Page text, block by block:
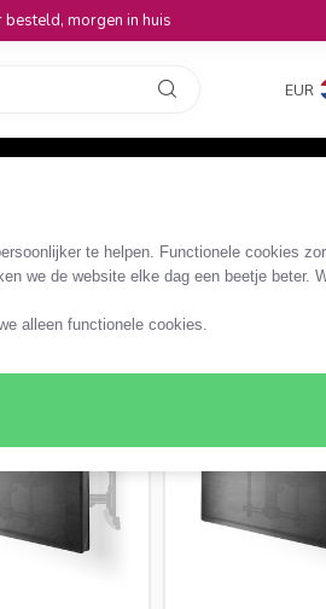
te helpen. Functionele cookies
we de website elke dag een beetje beter.
alleen functionele cookies.
morgen in huis
EUR